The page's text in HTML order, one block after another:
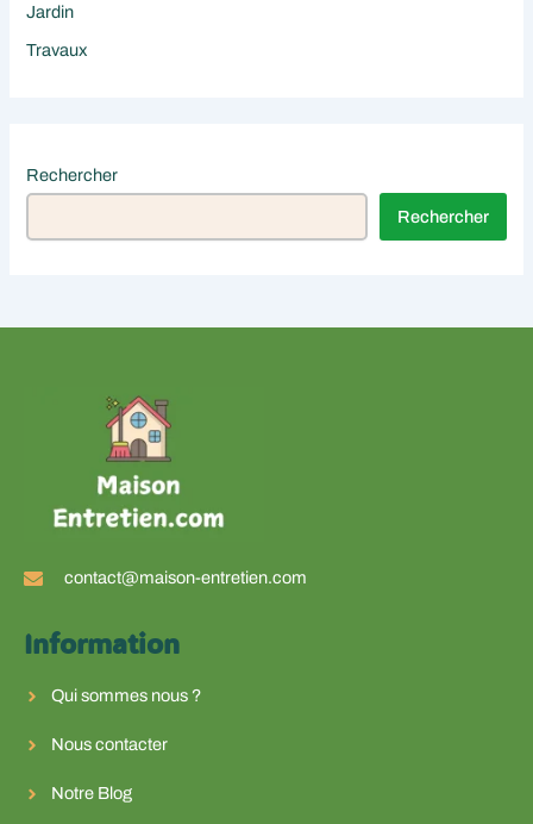
Jardin
Travaux
Rechercher
Rechercher
contact@maison-entretien.com
Information
Qui sommes nous ?
Nous contacter
Notre Blog